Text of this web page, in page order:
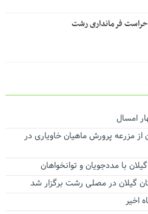
فرمانداری رشت
مزرعه پرورش ماهیان خاویاری در
با مددجویان و توانخواهان
گیلان در مصلی رشت برگزار شد
اخیر